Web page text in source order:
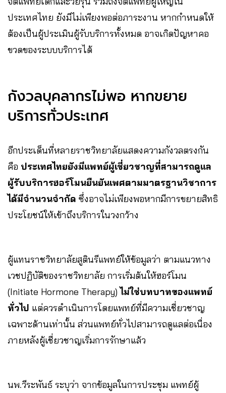
ประเทศไทย ยังมีไม่เพียงพอต่อภาระงาน หากกำหนดให้
ต้องเป็นผู้ประเมินผู้รับบริการทั้งหมด อาจเกิดปัญหาคอ
ขวดของระบบบริการได้
กังวลบุคลากรไม่พอ หากขยาย
บริการทั่วประเทศ
อีกประเด็นที่หลายราชวิทยาลัยแสดงความกังวลตรงกัน
คือ ประเทศไทยยังมีแพทย์ผู้เชี่ยวชาญที่สามารถดูแล
ผู้รับบริการฮอร์โมนยืนยันเพศตามมาตรฐานวิชาการ
ได้มีจำนวนจำกัด ซึ่งอาจไม่เพียงพอหากมีการขยายสิทธิ
ประโยชน์ให้เข้าถึงบริการในวงกว้าง
ผู้แทนราชวิทยาลัยสูตินรีแพทย์ให้ข้อมูลว่า ตามแนวทาง
เวชปฏิบัติของราชวิทยาลัย การเริ่มต้นให้ฮอร์โมน
(Initiate Hormone Therapy)ไม่ใช่บทบาทของแพทย์
ทั่วไป แต่ควรดำเนินการโดยแพทย์ที่มีความเชี่ยวชาญ
เฉพาะด้านเท่านั้น ส่วนแพทย์ทั่วไปสามารถดูแลต่อเนื่อง
ภายหลังผู้เชี่ยวชาญเริ่มการรักษาแล้ว
นพ.วีระพันธ์ ระบุว่า จากข้อมูลในการประชุม แพทย์ผู้